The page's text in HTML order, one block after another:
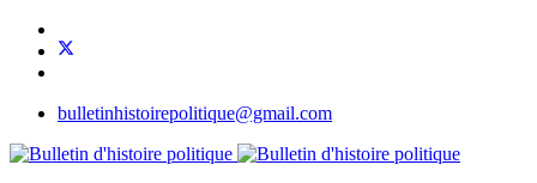
bulletinhistoirepolitique@gmail.com